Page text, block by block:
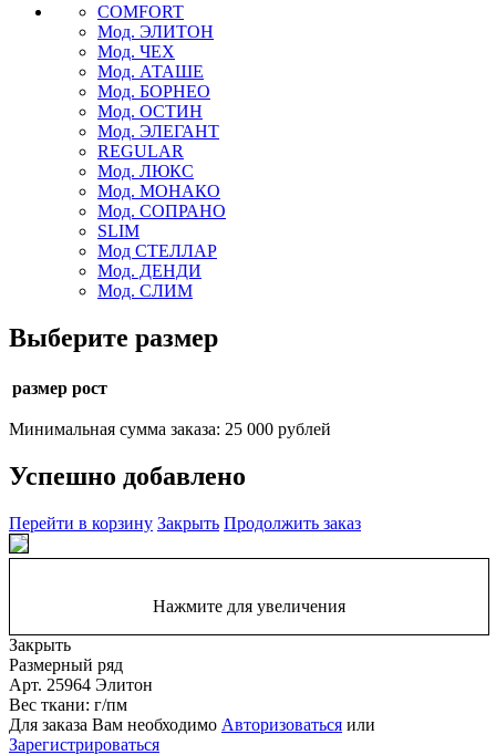
COMFORT
Мод. ЭЛИТОН
Мод. ЧЕХ
Мод. АТАШЕ
Мод. БОРНЕО
Мод. ОСТИН
Мод. ЭЛЕГАНТ
REGULAR
Мод. ЛЮКС
Мод. МОНАКО
Мод. СОПРАНО
SLIM
Мод СТЕЛЛАР
Мод. ДЕНДИ
Мод. СЛИМ
Выберите размер
размер рост
Минимальная сумма заказа: 25 000 рублей
Успешно добавлено
Перейти в корзину Закрыть Продолжить заказ
Нажмите для увеличения
Закрыть
Размерный ряд
Арт. 25964 Элитон
Вес ткани: г/пм
Для заказа Вам необходимо Авторизоваться или
Зарегистрироваться